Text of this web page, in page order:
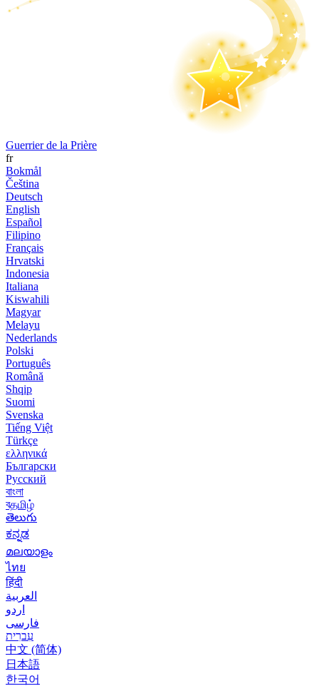
Guerrier de la Prière
fr
Bokmål
Čeština
Deutsch
English
Español
Filipino
Français
Hrvatski
Indonesia
Italiana
Kiswahili
Magyar
Melayu
Nederlands
Polski
Português
Română
Shqip
Suomi
Svenska
Tiếng Việt
Türkçe
ελληνικά
Български
Русский
বাংলা
বதமிழ்
తెలుగు
ಕನ್ನಡ
മലയാളം
ไทย
हिंदी
العربية
اردو
فارسی
עִברִית
中文 (简体)
日本語
한국어